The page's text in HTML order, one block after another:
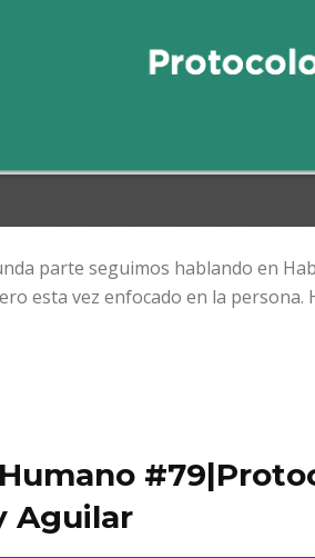
parte seguimos hablando en
esta vez enfocado en la persona.
Aguilar